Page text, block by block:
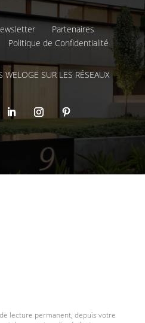
Partenaires
Politique de Confidentialité
WELOGE SUR LES RÉSEAUX
lecture permanent, depuis votre